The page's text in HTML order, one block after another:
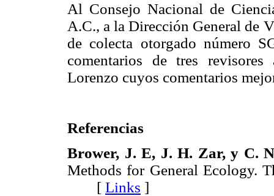
Al Consejo Nacional de
A.C., a la Dirección General de
de colecta otorgado número
comentarios de tres
Lorenzo cuyos comentarios
Referencias
Brower, J. E, J. H. Zar, y C.
Methods for General Ecology.
[ Links ]